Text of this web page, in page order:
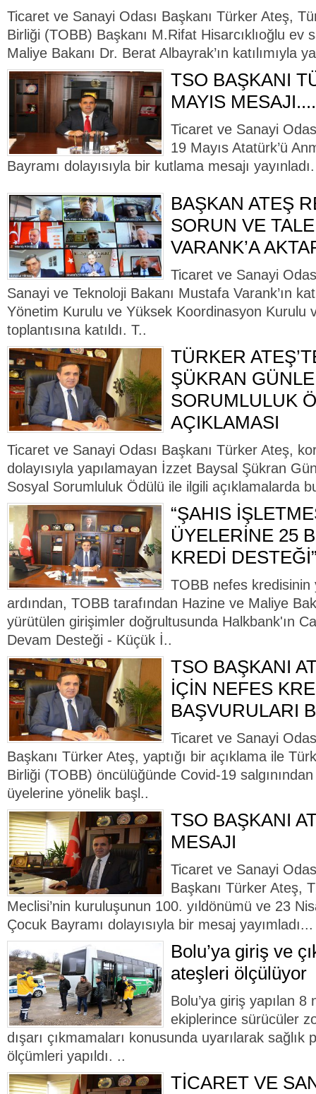
Ticaret ve Sanayi Odası Başkanı Türker Ateş,
Birliği (TOBB) Başkanı M.Rifat Hisarcıklıoğlu ev
Maliye Bakanı Dr. Berat Albayrak’ın katılımıyla
TSO BAŞKANI
MAYIS MESAJI....
Ticaret ve Sanayi
19 Mayıs Atatürk’ü
Bayramı dolayısıyla bir kutlama mesajı yayınladı.
BAŞKAN ATEŞ
SORUN VE
VARANK’A
Ticaret ve Sanayi
Sanayi ve Teknoloji Bakanı Mustafa Varank’ın
Yönetim Kurulu ve Yüksek Koordinasyon Kurulu
toplantısına katıldı. T..
TÜRKER
ŞÜKRAN
SORUMLULUK
AÇIKLAMASI
Ticaret ve Sanayi Odası Başkanı Türker Ateş,
dolayısıyla yapılamayan İzzet Baysal Şükran
Sosyal Sorumluluk Ödülü ile ilgili açıklamalarda
“ŞAHIS
ÜYELERİNE 25
KREDİ
TOBB nefes
ardından, TOBB tarafından Hazine ve Maliye
yürütülen girişimler doğrultusunda Halkbank'ın
Devam Desteği - Küçük İ..
TSO BAŞKANI
İÇİN NEFES
BAŞVURULARI
Ticaret ve Sanayi
Başkanı Türker Ateş, yaptığı bir açıklama ile
Birliği (TOBB) öncülüğünde Covid-19
üyelerine yönelik başl..
TSO BAŞKANI
MESAJI
Ticaret ve Sanayi
Başkanı Türker Ateş,
Meclisi’nin kuruluşunun 100. yıldönümü ve 23
Çocuk Bayramı dolayısıyla bir mesaj yayımladı...
Bolu’ya giriş ve
ateşleri ölçülüyor
Bolu’ya giriş yapılan
ekiplerince sürücüler
dışarı çıkmamaları konusunda uyarılarak
ölçümleri yapıldı. ..
TİCARET VE